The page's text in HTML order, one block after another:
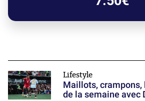
Lifestyle
Maillots, crampons,
de la semaine avec